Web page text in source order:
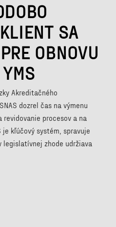
SA
OBNOVU
Akreditačného
dozrel čas na výmenu
procesov a na
kľúčový systém, spravuje
zhode udržiava